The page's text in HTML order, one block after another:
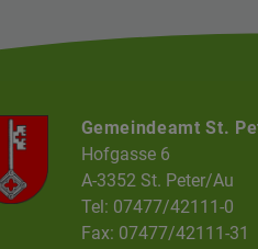
Gemeindeamt St.
Hofgasse 6
A-3352 St. Peter/Au
Tel: 07477/42111-0
Fax: 07477/42111-31